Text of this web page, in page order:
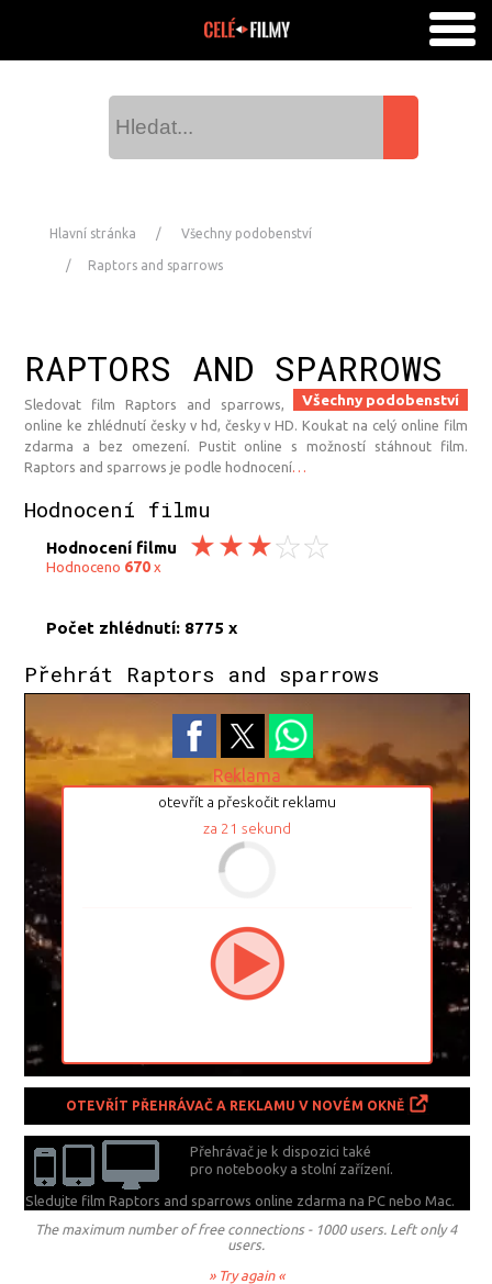
Hlavní stránka Všechny podobenství
Raptors and sparrows
RAPTORS AND SPARROWS
Všechny podobenství
Sledovat film Raptors and sparrows,
online ke zhlédnutí česky v hd, česky v HD. Koukat na celý online film
zdarma a bez omezení. Pustit online s možností stáhnout film.
Raptors and sparrows je podle hodnocení
Hodnocení filmu
Hodnocení filmu
Hodnoceno 670x
Počet zhlédnutí: 8775 x
Přehrát Raptors and sparrows
Reklama
otevřít a přeskočit reklamu
za 21 sekund
OTEVŘÍT PŘEHRÁVAČ A REKLAMU V NOVÉM OKNĚ
Přehrávač je k dispozici také
pro notebooky a stolní zařízení.
Sledujte film Raptors and sparrows online zdarma naPC nebo Mac.
The maximum number of free connections - 1000 users. Left only 4
users.
» Try again «